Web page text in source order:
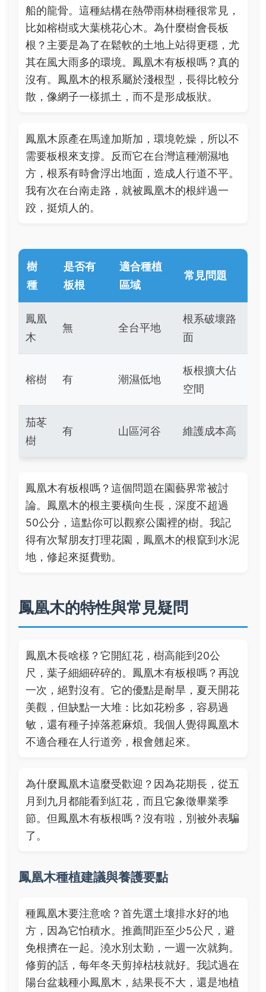
船的龍骨。這種結構在熱帶雨林樹種很常見，
比如榕樹或大葉桃花心木。為什麼樹會長板
根？主要是為了在鬆軟的土地上站得更穩，尤
其在風大雨多的環境。鳳凰木有板根嗎？真的
沒有。鳳凰木的根系屬於淺根型，長得比較分
散，像網子一樣抓土，而不是形成板狀。
鳳凰木原產在馬達加斯加，環境乾燥，所以不
需要板根來支撐。反而它在台灣這種潮濕地
方，根系有時會浮出地面，造成人行道不平。
我有次在台南走路，就被鳳凰木的根絆過一
跤，挺煩人的。
樹
種
是否有
板根
適合種植
區域
常見問題
鳳凰
木
無 全台平地
根系破壞路
面
榕樹 有 潮濕低地
板根擴大佔
空間
茄苳
樹
有 山區河谷 維護成本高
鳳凰木有板根嗎？這個問題在園藝界常被討
論。鳳凰木的根主要橫向生長，深度不超過
50公分，這點你可以觀察公園裡的樹。我記
得有次幫朋友打理花園，鳳凰木的根竄到水泥
地，修起來挺費勁。
鳳凰木的特性與常見疑問
鳳凰木長啥樣？它開紅花，樹高能到20公
尺，葉子細細碎碎的。鳳凰木有板根嗎？再說
一次，絕對沒有。它的優點是耐旱，夏天開花
美觀，但缺點一大堆：比如花粉多，容易過
敏，還有種子掉落惹麻煩。我個人覺得鳳凰木
不適合種在人行道旁，根會翹起來。
為什麼鳳凰木這麼受歡迎？因為花期長，從五
月到九月都能看到紅花，而且它象徵畢業季
節。但鳳凰木有板根嗎？沒有啦，別被外表騙
了。
鳳凰木種植建議與養護要點
種鳳凰木要注意啥？首先選土壤排水好的地
方，因為它怕積水。推薦間距至少5公尺，避
免根擠在一起。澆水別太勤，一週一次就夠。
修剪的話，每年冬天剪掉枯枝就好。我試過在
陽台盆栽種小鳳凰木，結果長不大，還是地植